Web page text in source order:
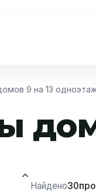
9 на 13
Найдено30